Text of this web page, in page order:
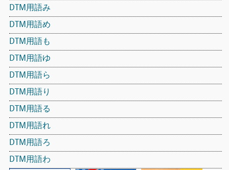
DTM用語み
DTM用語め
DTM用語も
DTM用語ゆ
DTM用語ら
DTM用語り
DTM用語る
DTM用語れ
DTM用語ろ
DTM用語わ